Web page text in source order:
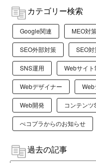
カテゴリー検索
Google関連 MEO対
SEO外部対策 SEO対
SNS運用 Webサイト
Webデザイナー Web
Web開発 コンテンツ
ぺコプラからのお知らせ
過去の記事